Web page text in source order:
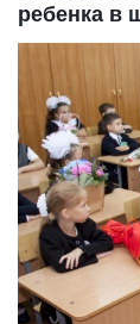
ребенка в